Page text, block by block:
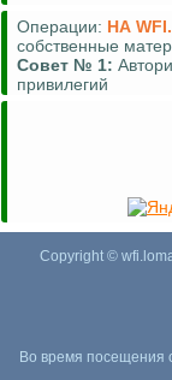
Операции: НА
собственные
Совет № 1:
привилегий
Copyright ©
Во время посещения